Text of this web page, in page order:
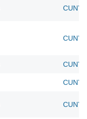
CUNY
CUNY
CUNY
CUNY
CUNY